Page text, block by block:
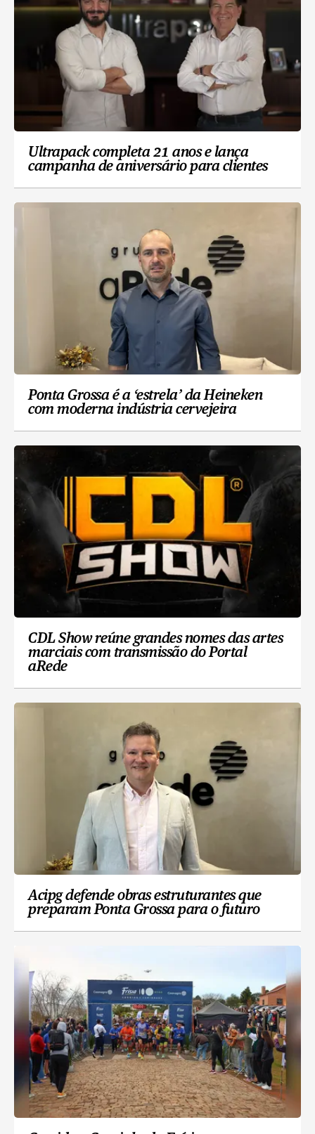
Ultrapack completa 21 anos e lança
campanha de aniversário para clientes
Ponta Grossa é a ‘estrela’ da Heineken
com moderna indústria cervejeira
CDL Show reúne grandes nomes das artes
marciais com transmissão do Portal
aRede
Acipg defende obras estruturantes que
preparam Ponta Grossa para o futuro